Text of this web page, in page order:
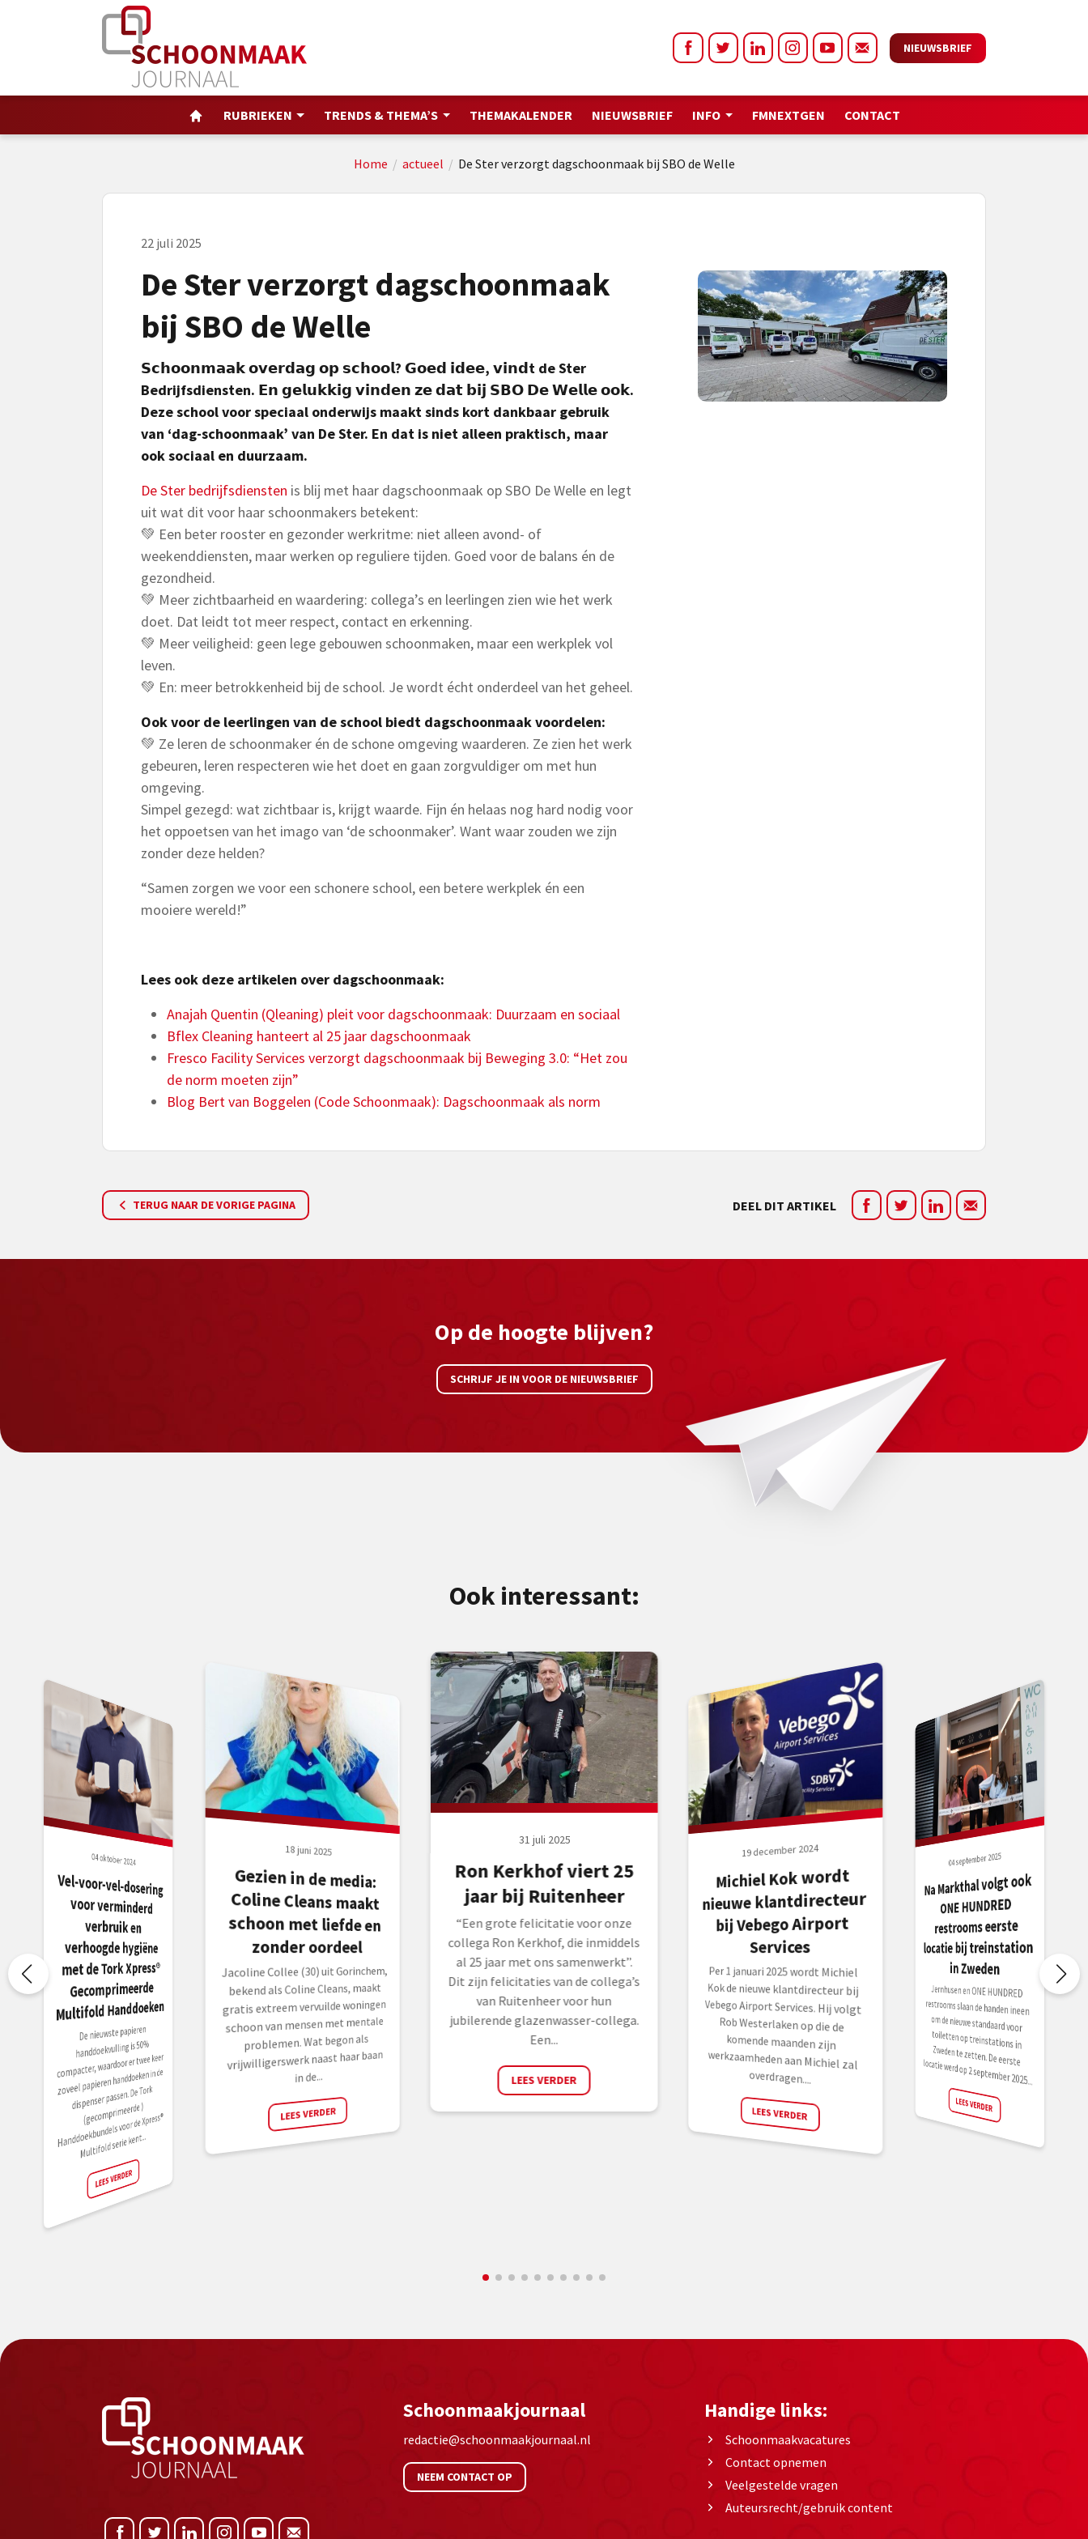
NIEUWSBRIEF
RUBRIEKEN TRENDS & THEMA’S THEMAKALENDER NIEUWSBRIEF INFO FMNEXTGEN CONTACT
Home / actueel / De Ster verzorgt dagschoonmaak bij SBO de Welle
22 juli 2025
De Ster verzorgt dagschoonmaak
bij SBO de Welle
𝗦𝗰𝗵𝗼𝗼𝗻𝗺𝗮𝗮𝗸 𝗼𝘃𝗲𝗿𝗱𝗮𝗴 𝗼𝗽 𝘀𝗰𝗵𝗼𝗼𝗹? 𝗚𝗼𝗲𝗱 𝗶𝗱𝗲𝗲, 𝘃𝗶𝗻𝗱t de Ster
Bedrijfsdiensten. 𝗘𝗻 𝗴𝗲𝗹𝘂𝗸𝗸𝗶𝗴 𝘃𝗶𝗻𝗱𝗲𝗻 𝘇𝗲 𝗱𝗮𝘁 𝗯𝗶𝗷 𝗦𝗕𝗢 𝗗𝗲 𝗪𝗲𝗹𝗹𝗲 𝗼𝗼𝗸.
Deze school voor speciaal onderwijs maakt sinds kort dankbaar gebruik
van ‘dag-schoonmaak’ van De Ster. En dat is niet alleen praktisch, maar
ook sociaal en duurzaam.
De Ster bedrijfsdiensten is blij met haar dagschoonmaak op SBO De Welle en legt
uit wat dit voor haar schoonmakers betekent:
💚 Een beter rooster en gezonder werkritme: niet alleen avond- of
weekenddiensten, maar werken op reguliere tijden. Goed voor de balans én de
gezondheid.
💚 Meer zichtbaarheid en waardering: collega’s en leerlingen zien wie het werk
doet. Dat leidt tot meer respect, contact en erkenning.
💚 Meer veiligheid: geen lege gebouwen schoonmaken, maar een werkplek vol
leven.
💚 En: meer betrokkenheid bij de school. Je wordt écht onderdeel van het geheel.
Ook voor de leerlingen van de school biedt dagschoonmaak voordelen:
💚 Ze leren de schoonmaker én de schone omgeving waarderen. Ze zien het werk
gebeuren, leren respecteren wie het doet en gaan zorgvuldiger om met hun
omgeving.
Simpel gezegd: wat zichtbaar is, krijgt waarde. Fijn én helaas nog hard nodig voor
het oppoetsen van het imago van ‘de schoonmaker’. Want waar zouden we zijn
zonder deze helden?
“Samen zorgen we voor een schonere school, een betere werkplek én een
mooiere wereld!”
Lees ook deze artikelen over dagschoonmaak:
Anajah Quentin (Qleaning) pleit voor dagschoonmaak: Duurzaam en sociaal
Bflex Cleaning hanteert al 25 jaar dagschoonmaak
Fresco Facility Services verzorgt dagschoonmaak bij Beweging 3.0: “Het zou
de norm moeten zijn”
Blog Bert van Boggelen (Code Schoonmaak): Dagschoonmaak als norm
TERUG NAAR DE VORIGE PAGINA DEEL DIT ARTIKEL
Op de hoogte blijven?
SCHRIJF JE IN VOOR DE NIEUWSBRIEF
Ook interessant:
04 oktober 2024
Vel-voor-vel-dosering
voor verminderd
verbruik en
verhoogde hygiëne
met de Tork Xpress®
Gecomprimeerde
Multifold Handdoeken
De nieuwste papieren
handdoekvulling is 50%
compacter, waardoor er twee keer
zoveel papieren handdoeken in de
dispenser passen. De Tork
(gecomprimeerde )
Handdoekbundels voor de Xpress®
Multifold serie kent...
LEES VERDER
18 juni 2025
Gezien in de media:
Coline Cleans maakt
schoon met liefde en
zonder oordeel
Jacoline Collee (30) uit Gorinchem,
bekend als Coline Cleans, maakt
gratis extreem vervuilde woningen
schoon van mensen met mentale
problemen. Wat begon als
vrijwilligerswerk naast haar baan
in de...
LEES VERDER
31 juli 2025
Ron Kerkhof viert 25
jaar bij Ruitenheer
“Een grote felicitatie voor onze
collega Ron Kerkhof, die inmiddels
al 25 jaar met ons samenwerkt”.
Dit zijn felicitaties van de collega’s
van Ruitenheer voor hun
jubilerende glazenwasser-collega.
Een...
LEES VERDER
19 december 2024
Michiel Kok wordt
nieuwe klantdirecteur
bij Vebego Airport
Services
Per 1 januari 2025 wordt Michiel
Kok de nieuwe klantdirecteur bij
Vebego Airport Services. Hij volgt
Rob Westerlaken op die de
komende maanden zijn
werkzaamheden aan Michiel zal
overdragen....
LEES VERDER
04 september 2025
Na Markthal volgt ook
ONE HUNDRED
restrooms eerste
locatie bij treinstation
in Zweden
Jernhusen en ONE HUNDRED
restrooms slaan de handen ineen
om de nieuwe standaard voor
toiletten op treinstations in
Zweden te zetten. De eerste locatie werd op 2 september 2025...
LEES VERDER
Schoonmaakjournaal
redactie@schoonmaakjournaal.nl
NEEM CONTACT OP
Handige links:
Schoonmaakvacatures
Contact opnemen
Veelgestelde vragen
Auteursrecht/gebruik content